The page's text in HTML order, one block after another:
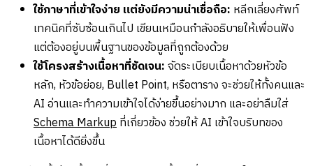
ใช้ภาษาที่เข้าใจง่าย แต่ยังมีความน่าเชื่อถือ: หลีกเลี่ยงศัพท์
เทคนิคที่ซับซ้อนเกินไป เขียนเหมือนกำลังอธิบายให้เพื่อนฟัง
แต่ต้องอยู่บนพื้นฐานของข้อมูลที่ถูกต้องด้วย
ใช้โครงสร้างเนื้อหาที่ชัดเจน:จัดระเบียบเนื้อหาด้วยหัวข้อ
หลัก, หัวข้อย่อย, Bullet Point, หรือตาราง จะช่วยให้ทั้งคนและ
AI อ่านและทำความเข้าใจได้ง่ายขึ้นอย่างมาก และอย่าลืมใส่
Schema Markupที่เกี่ยวข้อง ช่วยให้ AI เข้าใจบริบทของ
เนื้อหาได้ดียิ่งขึ้น